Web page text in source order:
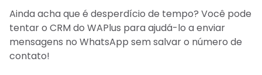
Ainda acha que é desperdício de tempo? Você pode
tentar o CRM do WAPlus para ajudá-lo a enviar
mensagens no WhatsApp sem salvar o número de
contato!